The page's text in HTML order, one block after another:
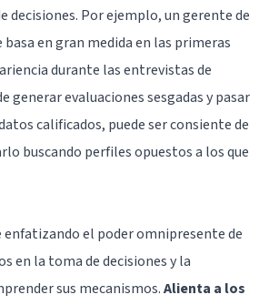
decisiones. Por ejemplo, un gerente de
en gran medida en las primeras
durante las entrevistas de
generar evaluaciones sesgadas y pasar
calificados, puede ser consiente de
buscando perfiles opuestos a los que
el poder omnipresente de
en la toma de decisiones y la
sus mecanismos.Alienta a los